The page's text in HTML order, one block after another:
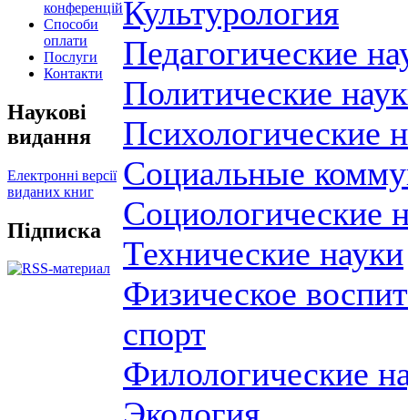
конференцій
Способи
оплати
Послуги
Контакти
Наукові
видання
Електронні версії
виданих книг
Підписка
Культурология
Педагогические
Политические
Психологические
Социальные
Социологические
Технические науки
Физическое
спорт
Филологические